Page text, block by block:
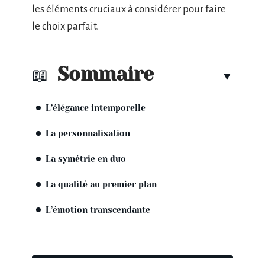
les éléments cruciaux à considérer pour faire
le choix parfait.
Sommaire
L’élégance intemporelle
La personnalisation
La symétrie en duo
La qualité au premier plan
L’émotion transcendante